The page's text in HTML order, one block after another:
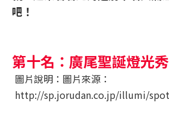
吧！
第十名：廣尾聖誕燈光秀
圖片說明：圖片來源：
http://sp.jorudan.co.jp/illumi/